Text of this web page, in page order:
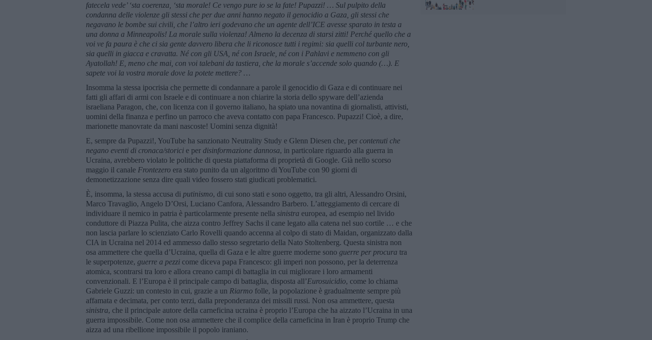
fatecela vede’ ‘sta coerenza, ‘sta morale! Ce vengo pure io se la fate! Pupazzi! … Sul pulpito della
condanna delle violenze gli stessi che per due anni hanno negato il genocidio a Gaza, gli stessi che
negavano le bombe sui civili, che l’altro ieri godevano che un agente dell’ICE avesse sparato in testa a
una donna a Minneapolis! La morale sulla violenza! Almeno la decenza di starsi zitti! Perché quello che a
voi ve fa paura è che ci sia gente davvero libera che li riconosce tutti i regimi: sia quelli col turbante nero,
sia quelli in giacca e cravatta. Né con gli USA, né con Israele, né con i Pahlavi e nemmeno con gli
Ayatollah! E, meno che mai, con voi talebani da tastiera, che la morale s’accende solo quando (…). E
sapete voi la vostra morale dove la potete mettere? …
Insomma la stessa ipocrisia che permette di condannare a parole il genocidio di Gaza e di continuare nei
fatti gli affari di armi con Israele e di continuare a non chiarire la storia dello spyware dell’azienda
israeliana Paragon, che, con licenza con il governo italiano, ha spiato una novantina di giornalisti, attivisti,
uomini della finanza e perfino un parroco che aveva contatto con papa Francesco. Pupazzi! Cioè, a dire,
marionette manovrate da mani nascoste! Uomini senza dignità!
E, sempre da Pupazzi!, YouTube ha sanzionato Neutrality Study e Glenn Diesen che, per contenuti che
negano eventi di cronaca/storici e per disinformazione dannosa, in particolare riguardo alla guerra in
Ucraina, avrebbero violato le politiche di questa piattaforma di proprietà di Google. Già nello scorso
maggio il canale Frontezero era stato punito da un algoritmo di YouTube con 90 giorni di
demonetizzazione senza dire quali video fossero stati giudicati problematici.
È, insomma, la stessa accusa di putinismo, di cui sono stati e sono oggetto, tra gli altri, Alessandro Orsini,
Marco Travaglio, Angelo D’Orsi, Luciano Canfora, Alessandro Barbero. L’atteggiamento di cercare di
individuare il nemico in patria è particolarmente presente nella sinistra europea, ad esempio nel livido
conduttore di Piazza Pulita, che aizza contro Jeffrey Sachs il cane legato alla catena nel suo cortile … e che
non lascia parlare lo scienziato Carlo Rovelli quando accenna al colpo di stato di Maidan, organizzato dalla
CIA in Ucraina nel 2014 ed ammesso dallo stesso segretario della Nato Stoltenberg. Questa sinistra non
osa ammettere che quella d’Ucraina, quella di Gaza e le altre guerre moderne sono guerre per procura tra
le superpotenze, guerre a pezzi come diceva papa Francesco: gli imperi non possono, per la deterrenza
atomica, scontrarsi tra loro e allora creano campi di battaglia in cui migliorare i loro armamenti
convenzionali. E l’Europa è il principale campo di battaglia, disposta all’Eurosuicidio, come lo chiama
Gabriele Guzzi: un contesto in cui, grazie a un Riarmo folle, la popolazione è gradualmente sempre più
affamata e decimata, per conto terzi, dalla preponderanza dei missili russi. Non osa ammettere, questa
sinistra, che il principale autore della carneficina ucraina è proprio l’Europa che ha aizzato l’Ucraina in una
guerra impossibile. Come non osa ammettere che il complice della carneficina in Iran è proprio Trump che
aizza ad una ribellione impossibile il popolo iraniano.